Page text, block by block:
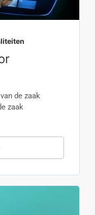
de zaak
zaak